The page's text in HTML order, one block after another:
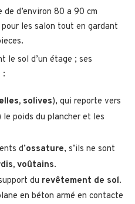
de d’environ 80 a 90 cm
les salon tout en gardant
le sol d’un étage ; ses
:
solives), qui reporte vers
le poids du plancher et les
d’ossature, s’ils ne sont
voûtains.
du revêtement de sol.
en béton armé en contacte